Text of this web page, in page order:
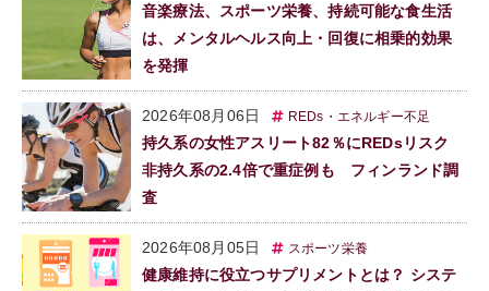
音楽療法、スポーツ栄養、持続可能な食生活
は、メンタルヘルス向上・回復に相乗的効果
を発揮
2026年08月06日 REDs・エネルギー不足
持久系の女性アスリート82％にREDsリスク
非持久系の2.4倍で重症例も フィンランド調
査
2026年08月05日 スポーツ栄養
健康維持に役立つサプリメントとは？ システ